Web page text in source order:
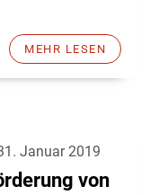
MEHR LESEN
Januar 2019
von